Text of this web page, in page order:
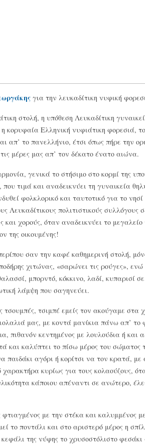
για την λευκαδίτικη νυφική
στολή, η υπόθεση Λευκαδίτικη
κορυφαία Ελληνική νυφιάτικη φορεσιά,
απ’ το πανελλήνιο, έτσι όπως πήρε την
τις μέρες μας απ’ τον δέκατο ένατο αιώνα.
γενικά το στήσιμο στο κορμί της
τιμά και αναδεικνύει τη γυναικεία
φολκλορικό και ταυτοτικό για το
Λευκαδίτικους πολιτιστικούς
και χορούς, όταν αναδεικνύει το
της οικουμένης!
σαν την καφέ καθημερινή στολή,
χιτώνας, «σαρώνει τις ρούγες», ενώ
μπορντό, κόκκινο, λαδί, κυπαρισί
λάμψη που σαγηνεύει.
τσιμπέ εμείς τον ακούγαμε στα
μας, με κοντά μανίκια πάνω απ’ το
πιθανόν κεντημένος με λουλούδια ή και
και καλύπτει το πίσω μέρος του σώματος
παιδάκι αγόρι ή κορίτσι να τον κρατά,
κυρίως για τους κολαούζους,
κάποιου απέναντι σε ανώτερο,
με την στέκα και καλυμμένος
το ποντάλι και στο αριστερό μέρος η
της νύφης το χρυσοστόλιστο